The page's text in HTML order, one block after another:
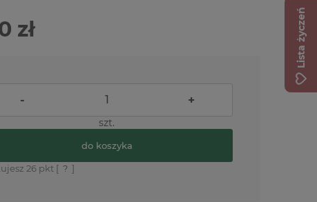
zł
- +
szt.
do koszyka
26 pkt [ ? ]
Lista życzeń